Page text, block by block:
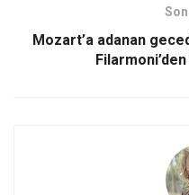
Mozart’a adanan